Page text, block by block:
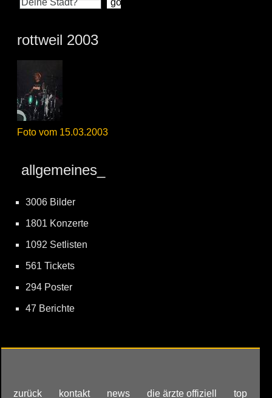
rottweil 2003
Foto vom 15.03.2003
allgemeines_
3006 Bilder
1801 Konzerte
1092 Setlisten
561 Tickets
294 Poster
47 Berichte
zurück kontakt news die ärzte offiziell top